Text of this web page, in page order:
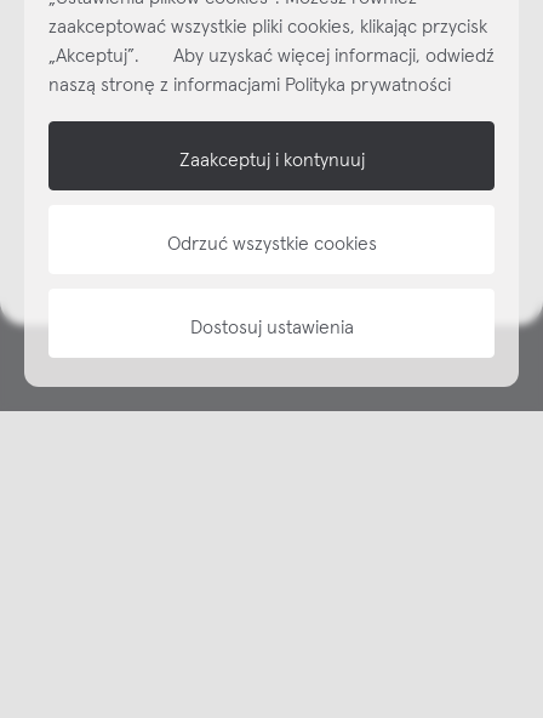
dzisiaj do naszego cyklicznego newslettera!
SubskrybujNEWSLETTER
NAP
zaakceptować wszystkie pliki cookies, klikając przycisk
„Akceptuj”. Aby uzyskać więcej informacji, odwiedź
naszą stronę z informacjami Polityka prywatności
Zaakceptuj i kontynuuj
Odrzuć wszystkie cookies
Dostosuj ustawienia